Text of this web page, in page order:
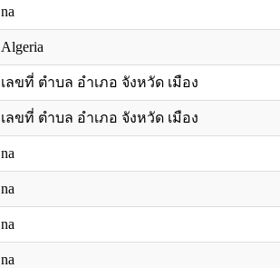
na
Algeria
เลขที่ ตำบล อำเภอ จังหวัด เมือง
เลขที่ ตำบล อำเภอ จังหวัด เมือง
na
na
na
na